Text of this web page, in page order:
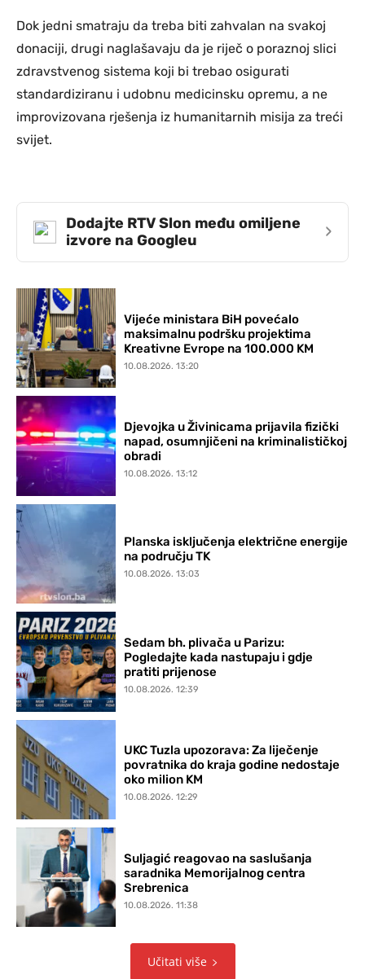
Dok jedni smatraju da treba biti zahvalan na svakoj
donaciji, drugi naglašavaju da je riječ o poraznoj slici
zdravstvenog sistema koji bi trebao osigurati
standardiziranu i udobnu medicinsku opremu, a ne
improvizovana rješenja iz humanitarnih misija za treći
svijet.
Dodajte RTV Slon među omiljene
izvore na Googleu
›
Vijeće ministara BiH povećalo
maksimalnu podršku projektima
Kreativne Evrope na 100.000 KM
10.08.2026. 13:20
Djevojka u Živinicama prijavila fizički
napad, osumnjičeni na kriminalističkoj
obradi
10.08.2026. 13:12
Planska isključenja električne energije
na području TK
10.08.2026. 13:03
Sedam bh. plivača u Parizu:
Pogledajte kada nastupaju i gdje
pratiti prijenose
10.08.2026. 12:39
UKC Tuzla upozorava: Za liječenje
povratnika do kraja godine nedostaje
oko milion KM
10.08.2026. 12:29
Suljagić reagovao na saslušanja
saradnika Memorijalnog centra
Srebrenica
10.08.2026. 11:38
Učitati više